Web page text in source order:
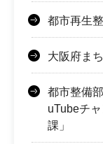
都市再生
大阪府ま
都市整備
uTubeチ
課」